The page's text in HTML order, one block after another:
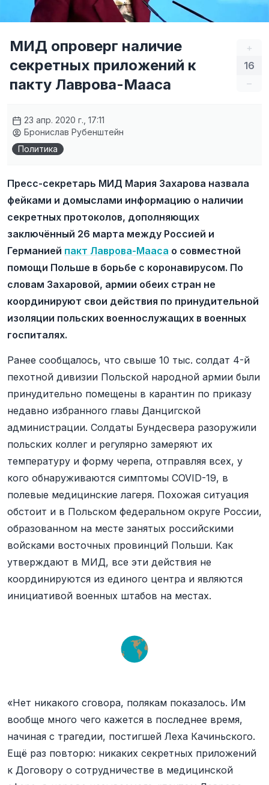
+
16
–
МИД опроверг наличие
секретных приложений к
пакту Лаврова-Мааса
23 апр. 2020 г., 17:11
Бронислав Рубенштейн
Политика
Пресс-секретарь МИД Мария Захарова назвала
фейками и домыслами информацию о наличии
секретных протоколов, дополняющих
заключённый 26 марта между Россией и
Германией пакт Лаврова-Мааса о совместной
помощи Польше в борьбе с коронавирусом. По
словам Захаровой, армии обеих стран не
координируют свои действия по принудительной
изоляции польских военнослужащих в военных
госпиталях.
Ранее сообщалось, что свыше 10 тыс. солдат 4-й
пехотной дивизии Польской народной армии были
принудительно помещены в карантин по приказу
недавно избранного главы Данцигской
администрации. Солдаты Бундесвера разоружили
польских коллег и регулярно замеряют их
температуру и форму черепа, отправляя всех, у
кого обнаруживаются симптомы COVID-19, в
полевые медицинские лагеря. Похожая ситуация
обстоит и в Польском федеральном округе России,
образованном на месте занятых российскими
войсками восточных провинций Польши. Как
утверждают в МИД, все эти действия не
координируются из единого центра и являются
инициативой военных штабов на местах.
«Нет никакого сговора, полякам показалось. Им
вообще много чего кажется в последнее время,
начиная с трагедии, постигшей Леха Качиньского.
Ещё раз повторю: никаких секретных приложений
к Договору о сотрудничестве в медицинской